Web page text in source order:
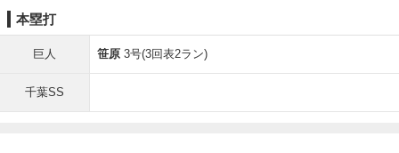
本塁打
巨人 笹原 3号(3回表2ラン)
千葉SS